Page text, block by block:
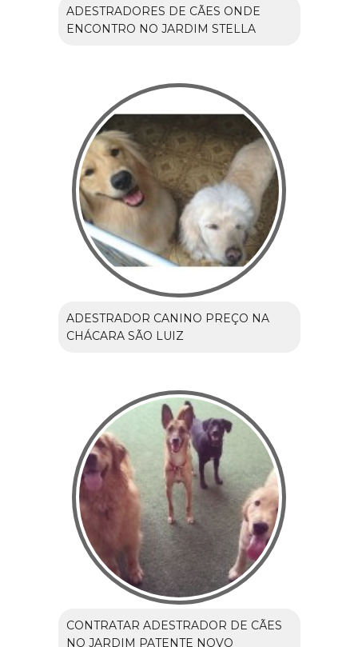
ADESTRADORES DE CÃES ONDE
ENCONTRO NO JARDIM STELLA
ADESTRADOR CANINO PREÇO NA
CHÁCARA SÃO LUIZ
CONTRATAR ADESTRADOR DE CÃES
NO JARDIM PATENTE NOVO